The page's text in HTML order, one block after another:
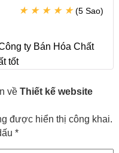
★ ★ ★ ★ ★(5 Sao)
ty Bán Hóa Chất
tốt
về Thiết kế website
được hiển thị công khai.
*